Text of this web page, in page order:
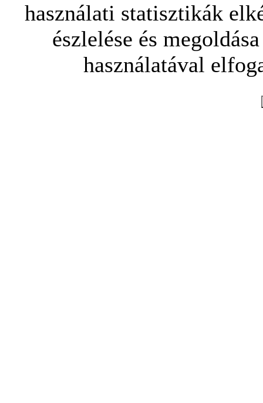
használati statisztikák
észlelése és
használatával